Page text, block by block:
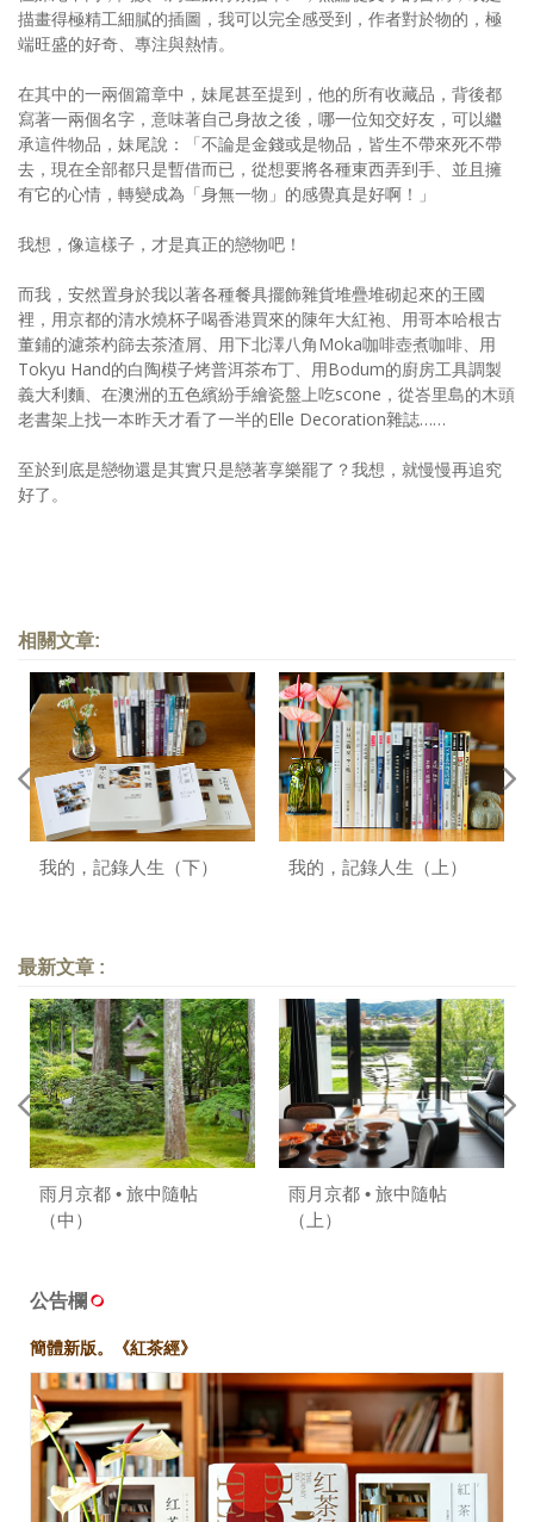
描畫得極精工細膩的插圖，我可以完全感受到，作者對於物的，極
端旺盛的好奇、專注與熱情。
在其中的一兩個篇章中，妹尾甚至提到，他的所有收藏品，背後都
寫著一兩個名字，意味著自己身故之後，哪一位知交好友，可以繼
承這件物品，妹尾說：「不論是金錢或是物品，皆生不帶來死不帶
去，現在全部都只是暫借而已，從想要將各種東西弄到手、並且擁
有它的心情，轉變成為「身無一物」的感覺真是好啊！」
我想，像這樣子，才是真正的戀物吧！
而我，安然置身於我以著各種餐具擺飾雜貨堆疊堆砌起來的王國
裡，用京都的清水燒杯子喝香港買來的陳年大紅袍、用哥本哈根古
董鋪的濾茶杓篩去茶渣屑、用下北澤八角Moka咖啡壺煮咖啡、用
Tokyu Hand的白陶模子烤普洱茶布丁、用Bodum的廚房工具調製
義大利麵、在澳洲的五色繽紛手繪瓷盤上吃scone，從峇里島的木頭
老書架上找一本昨天才看了一半的Elle Decoration雜誌……
至於到底是戀物還是其實只是戀著享樂罷了？我想，就慢慢再追究
好了。
相關文章:
我的，記錄人生（下） 我的，記錄人生（上）
最新文章 :
雨月京都 • 旅中隨帖
（中）
雨月京都 • 旅中隨帖
（上）
公告欄
簡體新版。《紅茶經》